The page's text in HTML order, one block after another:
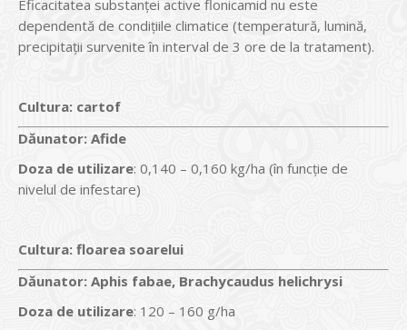
Eficacitatea substanței active flonicamid nu este
dependentă de condițiile climatice (temperatură, lumină,
precipitații survenite în interval de 3 ore de la tratament).
Cultura: cartof
Dăunator: Afide
Doza de utilizare: 0,140 – 0,160 kg/ha (în funcție de
nivelul de infestare)
Cultura: floarea soarelui
Dăunator: Aphis fabae, Brachycaudus helichrysi
Doza de utilizare: 120 – 160 g/ha